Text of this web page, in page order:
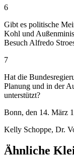
6
Gibt es politische
Kohl und
Besuch Alfredo
7
Hat die
Planung und in der
unterstützt?
Bonn, den 14. März
Kelly Schoppe, Dr.
Ähnliche